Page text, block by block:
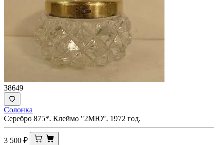
38649
Солонка
Серебро 875*. Клеймо "2МЮ". 1972 год.
3 500 ₽